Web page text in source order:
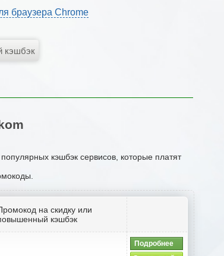
браузера Chrome
кэшбэк сервисов, которые платят
на скидку или
кэшбэк
Подробнее